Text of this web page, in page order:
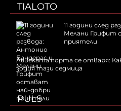
TIALOTO
11 години след
Мелани Грифит
приятели
Лъвската порта се отваря:
зодия тази седмица
PULS